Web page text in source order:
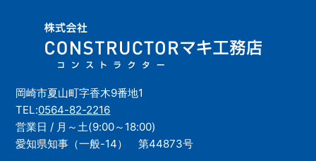
岡崎市夏山町字香木9番地1
TEL:0564-82-2216
営業日 / 月～土(9:00～18:00)
愛知県知事（一般-14） 第44873号